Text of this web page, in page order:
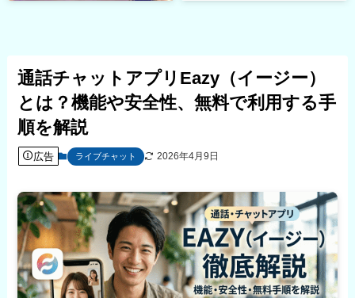
通話チャットアプリEazy（イージー）
とは？機能や安全性、無料で利用する手
順を解説
広告 ライブチャット 2026年4月9日